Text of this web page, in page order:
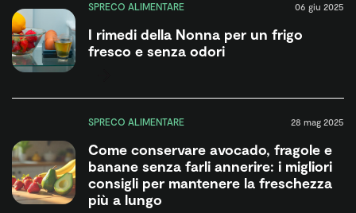
SPRECO ALIMENTARE 06 giu 2025
I rimedi della Nonna per un frigo
fresco e senza odori
SPRECO ALIMENTARE 28 mag 2025
Come conservare avocado, fragole e
banane senza farli annerire: i migliori
consigli per mantenere la freschezza
più a lungo